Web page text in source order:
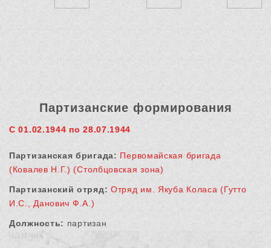
Партизанские формирования
С 01.02.1944 по 28.07.1944
Партизанская бригада: Первомайская бригада
(Ковалев Н.Г.) (Столбцовская зона)
Партизанский отряд: Отряд им. Якуба Коласа (Гутто
И.С., Данович Ф.А.)
Должность: партизан